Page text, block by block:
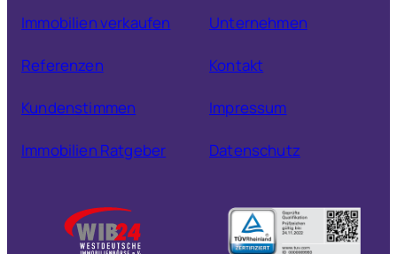
Immobilien verkaufen
Referenzen
Kundenstimmen
Immobilien Ratgeber
Unternehmen
Kontakt
Impressum
Datenschutz